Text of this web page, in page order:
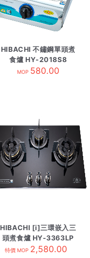
HIBACHI 不鏽鋼單頭煮
食爐 HY-2018S8
MOP 580.00
HIBACHI [i]三環嵌入三
頭煮食爐 HY-3363LP
石油氣
特價 MOP 2,580.00